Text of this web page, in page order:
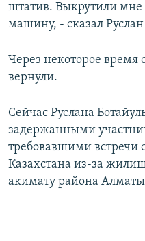
штатив. Выкрутили мне
машину, - сказал
Через некоторое время
вернули.
Сейчас Руслана
задержанными
требовавшими встречи
Казахстана из-за
акимату района